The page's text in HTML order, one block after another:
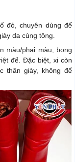
đỏ, chuyên dùng để
da cùng tông.
màu/phai màu, bong
để. Đặc biệt, xi còn
thân giày, không để